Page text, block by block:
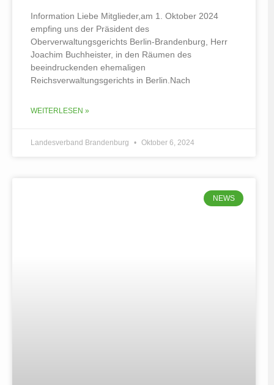
Information Liebe Mitglieder,am 1. Oktober 2024
empfing uns der Präsident des
Oberverwaltungsgerichts Berlin-Brandenburg, Herr
Joachim Buchheister, in den Räumen des
beeindruckenden ehemaligen
Reichsverwaltungsgerichts in Berlin.Nach
WEITERLESEN »
Landesverband Brandenburg Oktober 6, 2024
NEWS